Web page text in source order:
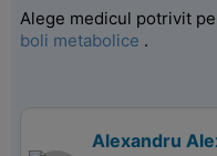
Alege medicul potrivit
boli metabolice .
Alexandru